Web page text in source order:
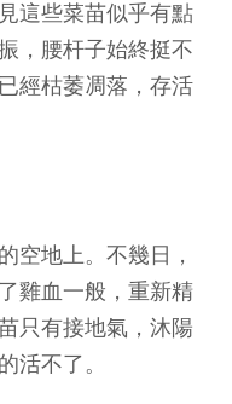
這些菜苗似乎有點
，腰杆子始終挺不
經枯萎凋落，存活
空地上。不幾日，
雞血一般，重新精
只有接地氣，沐陽
活不了。